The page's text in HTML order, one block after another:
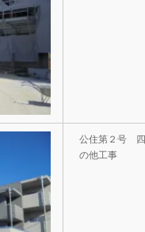
公住第２号 四
の他工事